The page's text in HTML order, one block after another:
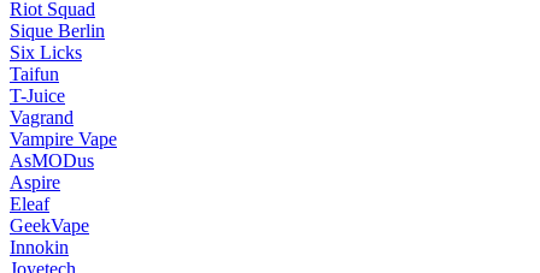
Riot Squad
Sique Berlin
Six Licks
Taifun
T-Juice
Vagrand
Vampire Vape
AsMODus
Aspire
Eleaf
GeekVape
Innokin
Joyetech